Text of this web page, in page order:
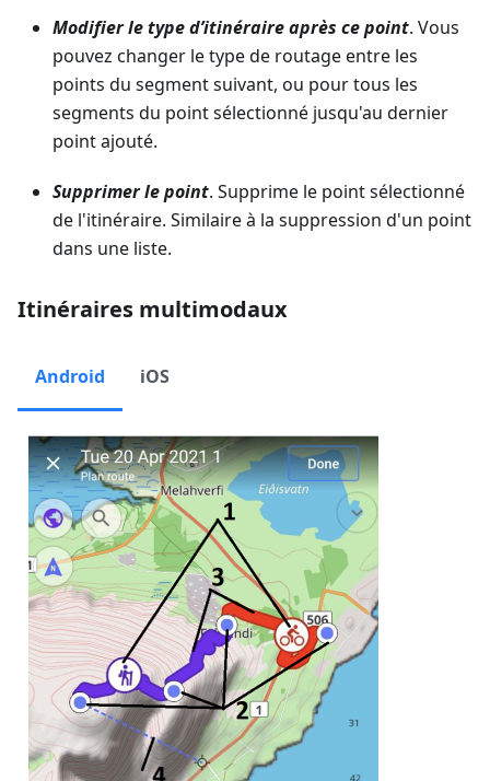
Modifier le type d’itinéraire après ce point. Vous
pouvez changer le type de routage entre les
points du segment suivant, ou pour tous les
segments du point sélectionné jusqu'au dernier
point ajouté.
Supprimer le point. Supprime le point sélectionné
de l'itinéraire. Similaire à la suppression d'un point
dans une liste.
Itinéraires multimodaux
Android iOS